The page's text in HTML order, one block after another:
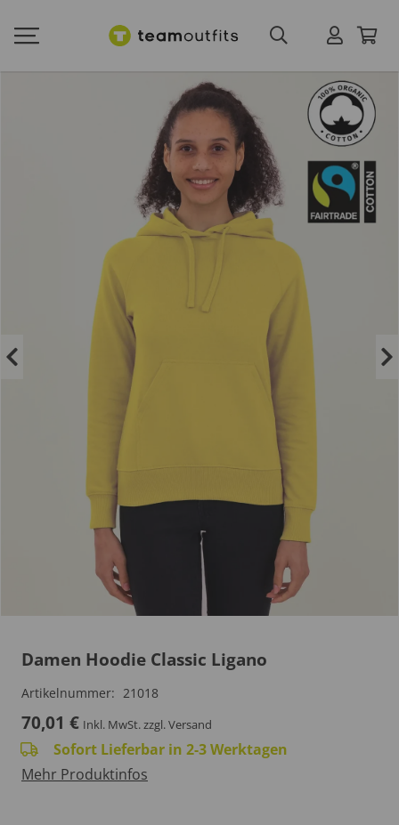
Damen Hoodie Classic Ligano
Artikelnummer: 21018
70,01 € Inkl. MwSt.zzgl. Versand
Sofort Lieferbar in 2-3 Werktagen
Mehr Produktinfos